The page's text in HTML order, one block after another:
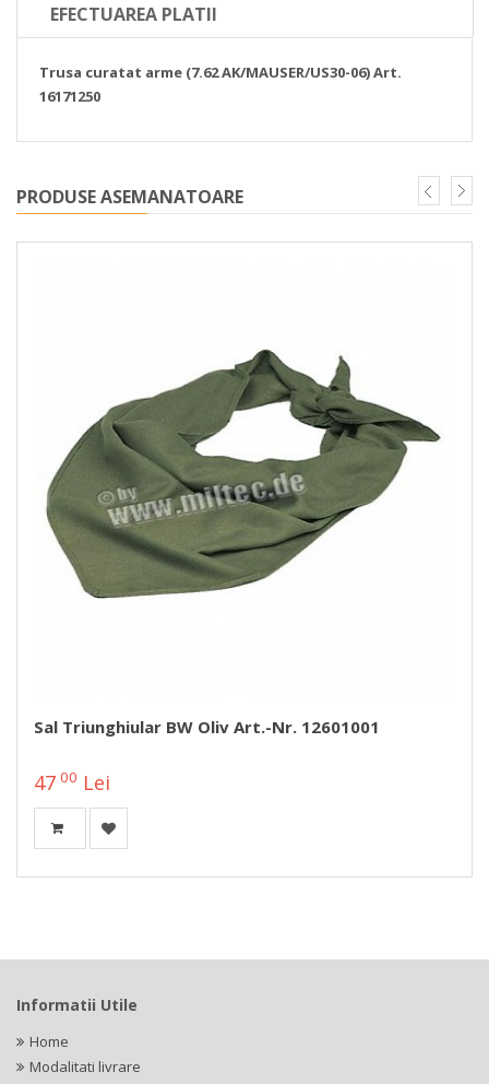
EFECTUAREA PLATII
Trusa curatat arme (7.62 AK/MAUSER/US30-06) Art.
16171250
PRODUSE ASEMANATOARE
Sal Triunghiular BW Oliv Art.-Nr. 12601001
47 00 Lei
Informatii Utile
Home
Modalitati livrare